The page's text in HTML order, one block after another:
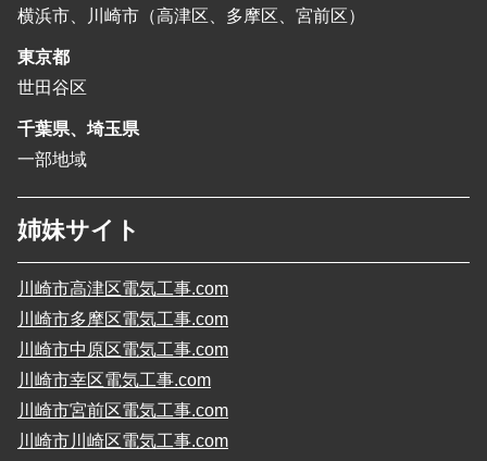
横浜市、川崎市（高津区、多摩区、宮前区）
東京都
世田谷区
千葉県、埼玉県
一部地域
姉妹サイト
川崎市高津区電気工事.com
川崎市多摩区電気工事.com
川崎市中原区電気工事.com
川崎市幸区電気工事.com
川崎市宮前区電気工事.com
川崎市川崎区電気工事.com